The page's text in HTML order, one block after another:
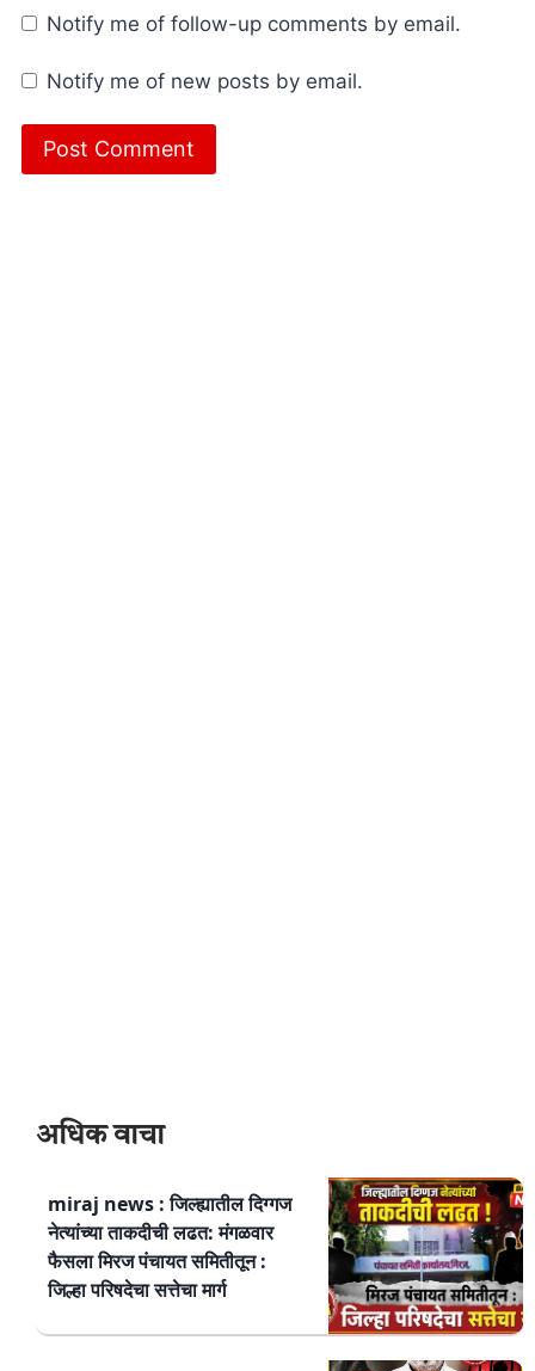
Notify me of follow-up comments by email.
Notify me of new posts by email.
अधिक वाचा
miraj news : जिल्ह्यातील दिग्गज
नेत्यांच्या ताकदीची लढत: मंगळवार
फैसला मिरज पंचायत समितीतून :
जिल्हा परिषदेचा सत्तेचा मार्ग